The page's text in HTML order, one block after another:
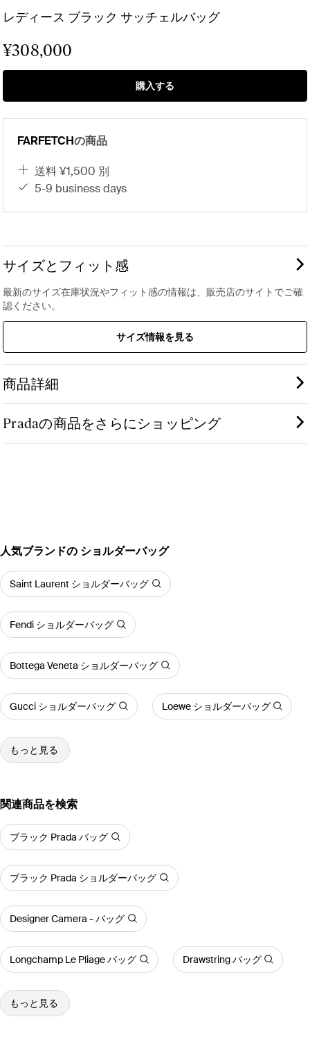
レディース ブラック サッチェルバッグ
¥308,000
購入する
FARFETCHの商品
送料 ¥1,500 別
5-9 business days
サイズとフィット感
最新のサイズ在庫状況やフィット感の情報は、販売店のサイトでご確
認ください。
サイズ情報を見る
商品詳細
Pradaの商品をさらにショッピング
人気ブランドの ショルダーバッグ
Saint Laurent ショルダーバッグ
Fendi ショルダーバッグ
Bottega Veneta ショルダーバッグ
Gucci ショルダーバッグ Loewe ショルダーバッグ
もっと見る
関連商品を検索
ブラック Prada バッグ
ブラック Prada ショルダーバッグ
Designer Camera - バッグ
Longchamp Le Pliage バッグ Drawstring バッグ
もっと見る